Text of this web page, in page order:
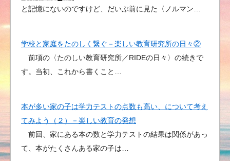
と記憶にないのですけど、だいぶ前に見た〈ノルマン…
学校と家庭をたのしく繋ぐ－楽しい教育研究所の日々②
前項の〈たのしい教育研究所／RIDEの日々〉の続きで
す。当初、これから書くこと…
本が多い家の子は学力テストの点数も高い、について考え
てみよう（２）－楽しい教育の発想
前回、家にある本の数と学力テストの結果は関係があっ
て、本がたくさんある家の子は…